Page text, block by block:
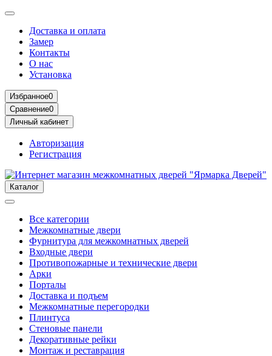
Доставка и оплата
Замер
Контакты
О нас
Установка
Избранное0
Сравнение0
Личный кабинет
Авторизация
Регистрация
Каталог
Все категории
Межкомнатные двери
Фурнитура для межкомнатных дверей
Входные двери
Противопожарные и технические двери
Арки
Порталы
Доставка и подъем
Межкомнатные перегородки
Плинтуса
Стеновые панели
Декоративные рейки
Монтаж и реставрация